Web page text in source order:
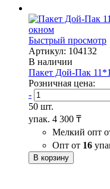
Быстрый просмотр
Артикул: 104132
В наличии
Пакет Дой-Пак
Розничная цена:
-
50 шт.
упак. 4 300 ₸
Мелкий опт
Опт от 16
В корзину